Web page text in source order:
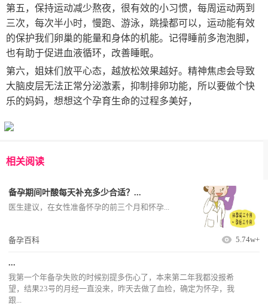
第五，保持运动减少熬夜，很有效的小习惯，每周运动两到
三次，每次半小时，慢跑、游泳，跳操都可以，运动能有效
的保护我们卵巢的能量和身体的机能。记得睡前多泡泡脚，
也有助于促进血液循环，改善睡眠。
第六，姐妹们放平心态，越放松效果越好。精神焦虑会导致
大脑皮层无法正常分泌激素，抑制排卵功能，所以要做个快
乐的妈妈，想想这个孕育生命的过程多美好，
相关阅读
备孕期间叶酸每天补充多少合适？...
医生建议，在女性准备怀孕的前三个月和怀孕...
备孕百科 5.74w+
...
我第一个年备孕失败的时候别提多伤心了，本来第二年我都没报希
望，结果23号的月经一直没来，昨天去做了血检，确定为怀孕，我
跟...